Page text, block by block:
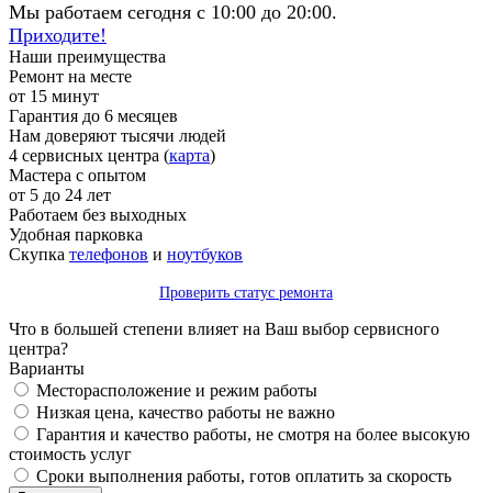
Мы работаем сегодня с 10:00 до 20:00.
Приходите!
Наши преимущества
Ремонт на месте
от 15 минут
Гарантия до 6 месяцев
Нам доверяют тысячи людей
4 сервисных центра (карта)
Мастера с опытом
от 5 до 24 лет
Работаем без выходных
Удобная парковка
Скупка телефонов и ноутбуков
Проверить статус ремонта
Что в большей степени влияет на Ваш выбор сервисного
центра?
Варианты
Месторасположение и режим работы
Низкая цена, качество работы не важно
Гарантия и качество работы, не смотря на более высокую
стоимость услуг
Сроки выполнения работы, готов оплатить за скорость